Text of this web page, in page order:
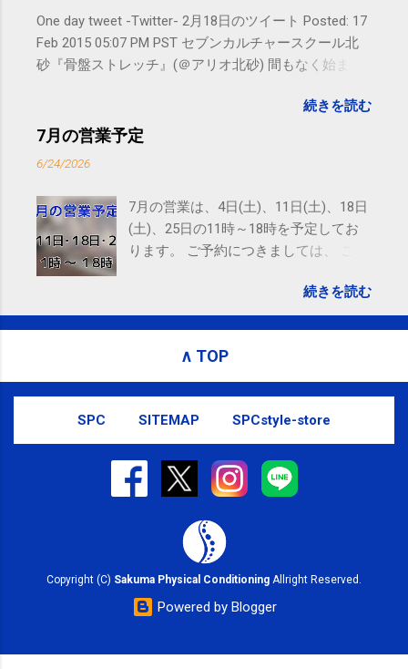
One day tweet -Twitter- 2月18日のツイート Posted: 17
Feb 2015 05:07 PM PST セブンカルチャースクール北
砂『骨盤ストレッチ』(＠アリオ北砂) 間もなく始まり
subscribed to email updates from サクマフィジカルコ
ンディショニング(@SPCstyle) - Twilog To stop
Email delivery powered by Google Google Inc., 1600
Amphitheatre Parkway, Mountain View, CA 94043,
United States
続きを読む
7月の営業予定
6/24/2026
7月の営業は、4日(土)、11日(土)、18日
(土)、25日の11時～18時を予定してお
ります。 ご予約につきましては、 こち
れないことがありますので、ご予約、
お問い合わせはSMS（ショートメッセ
続きを読む
∧ TOP
SPC SITEMAP SPCstyle-store
Copyright (C) Sakuma Physical Conditioning Allright Reserved.
Powered by Blogger